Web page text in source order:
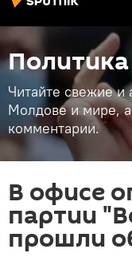
Политика
Читайте свежие и
Молдове и мире,
комментарии.
В офисе
партии
прошли